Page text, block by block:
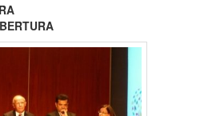
ABERTURA
DE ABERTURA